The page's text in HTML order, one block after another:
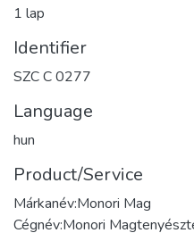
1 lap
Identifier
SZC C 0277
Language
hun
Product/Service
Márkanév:Monori Mag
Cégnév:Monori